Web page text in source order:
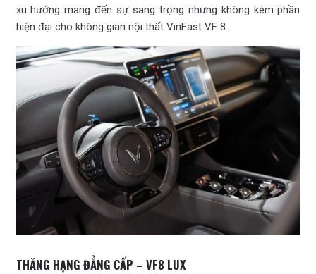
xu hướng mang đến sự sang trọng nhưng không kém phần
hiện đại cho không gian nội thất VinFast VF 8.
THĂNG HẠNG ĐẲNG CẤP – VF8 LUX